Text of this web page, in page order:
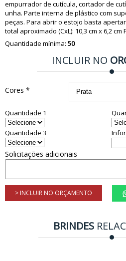
empurrador de cutícula, cortador de
unha. Parte interna de plástico com
peças. Para abrir o estojo basta
total aproximado (CxL): 10,3 cm x 6,2 cm
Quantidade mínima: 50
INCLUIR NO
Cores *
Quantidade 1
Quantidade 3
Solicitações adicionais
> INCLUIR NO ORÇAMENTO
BRINDES